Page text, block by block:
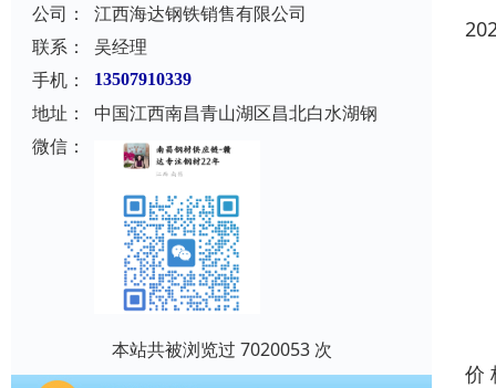
公司：
江西海达钢铁销售有限公司
联系：
吴经理
手机：
13507910339
地址：
中国江西南昌青山湖区昌北白水湖钢
微信：
本站共被浏览过 7020053 次
价